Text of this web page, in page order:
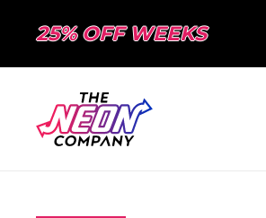
25% OFF WEEKS